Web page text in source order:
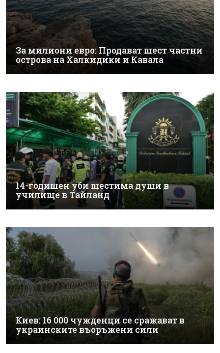
За милиони евро: Продават шест частни
острова на Халкидики и Кавала
14-годишен уби шестима души в
училище в Тайланд
Киев: 16 000 чужденци се сражават в
украинските въоръжени сили